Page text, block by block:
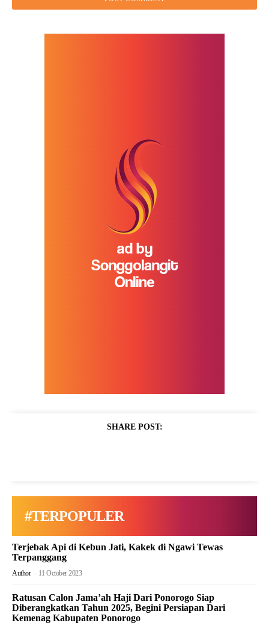
SHARE POST:
#TERPOPULER
Terjebak Api di Kebun Jati, Kakek di Ngawi Tewas
Terpanggang
Author - 11 October 2023
Ratusan Calon Jama’ah Haji Dari Ponorogo Siap
Diberangkatkan Tahun 2025, Begini Persiapan Dari
Kemenag Kabupaten Ponorogo